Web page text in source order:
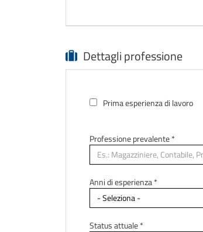
Dettagli professione
Prima esperienza di lavoro
Professione prevalente*
Anni di esperienza *
Status attuale *